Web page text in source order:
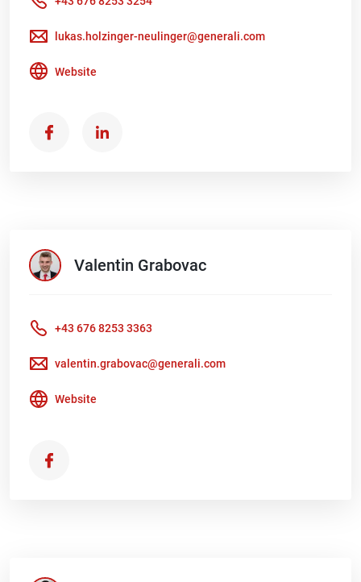
lukas.holzinger-neulinger@generali.com
Website
Valentin Grabovac
+43 676 8253 3363
valentin.grabovac@generali.com
Website